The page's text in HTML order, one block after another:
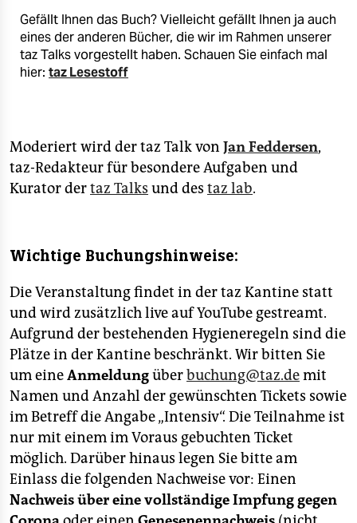
Gefällt Ihnen das Buch? Vielleicht gefällt Ihnen ja auch
eines der anderen Bücher, die wir im Rahmen unserer
taz Talks vorgestellt haben. Schauen Sie einfach mal
hier: taz Lesestoff
Moderiert wird der taz Talk von Jan Feddersen,
taz-Redakteur für besondere Aufgaben und
Kurator dertaz Talks und des taz lab.
Wichtige Buchungshinweise:
Die Veranstaltung findet in der taz Kantine statt
und wird zusätzlich live auf YouTube gestreamt.
Aufgrund der bestehenden Hygieneregeln sind die
Plätze in der Kantine beschränkt. Wir bitten Sie
um eineAnmeldungüberbuchung@taz.demit
Namen und Anzahl der gewünschten Tickets sowie
im Betreff die Angabe „Intensiv“. Die Teilnahme ist
nur mit einem im Voraus gebuchten Ticket
möglich. Darüber hinaus legen Sie bitte am
Einlass die folgenden Nachweise vor: Einen
Nachweis über eine vollständige Impfung gegen